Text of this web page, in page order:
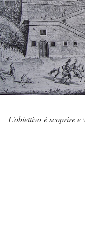
L'obiettivo è scoprire